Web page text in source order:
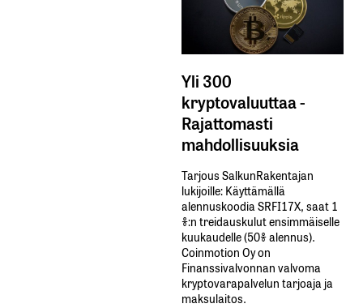
Yli 300
kryptovaluuttaa -
Rajattomasti
mahdollisuuksia
Tarjous SalkunRakentajan
lukijoille: Käyttämällä​ ​
alennuskoodia​ ​SRFI17X,​ ​saat​ ​1
%:n treidauskulut​ ​ensimmäiselle​ ​
kuukaudelle​ ​(50%​ ​alennus).
Coinmotion Oy on
Finanssivalvonnan valvoma
kryptovarapalvelun tarjoaja ja
maksulaitos.